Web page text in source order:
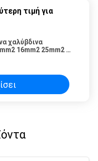
τιμή για
χαλύβδινα
16mm2 25mm2 5